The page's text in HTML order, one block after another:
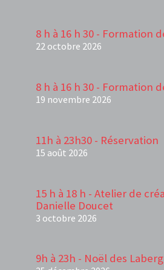
8 h à 16 h 30 - Formation
22 octobre 2026
8 h à 16 h 30 - Formation
19 novembre 2026
11h à 23h30 - Réservation
15 août 2026
15 h à 18 h - Atelier de
Danielle Doucet
3 octobre 2026
9h à 23h - Noël des